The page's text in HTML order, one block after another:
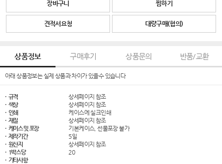
장바구니 찜하기
견적서요청 대량구매(협의)
상품정보 구매후기 상품문의 반품/교환
아래 상품정보는 실제 상품과 차이가 있을수 있습니다
· 규격
상세페이지 참조
· 색상
상세페이지 참조
· 인쇄
케이스에 실크인쇄
· 재질
상세페이지 참조
· 케이스 및 포장
기본케이스, 선물포장 불가
· 제작기간
5일
· 원산지
상세페이지 참조
· 1박스당
20
· 기타사항